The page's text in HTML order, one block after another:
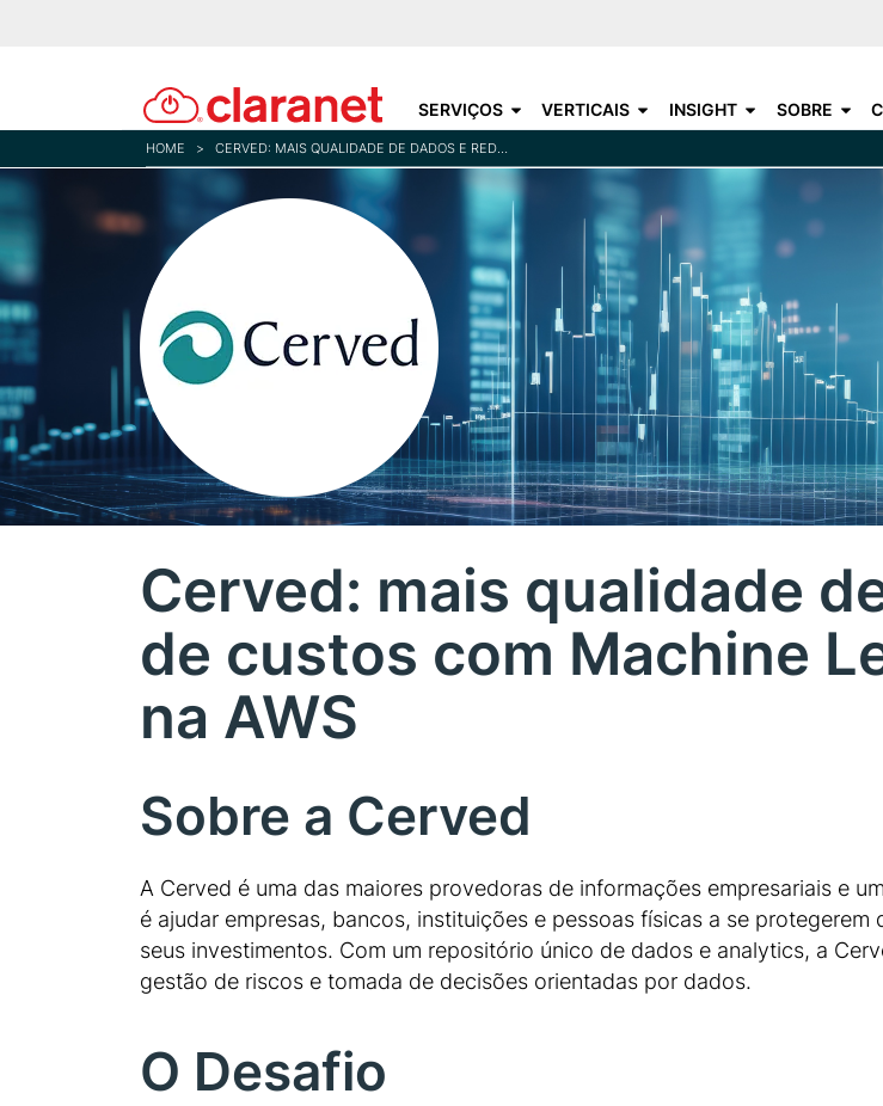
content
SERVIÇOS VERTICAIS INSIGHT SOBRE
HOME > CERVED: MAIS QUALIDADE DE DADOS E REDUÇÃO DE CUSTOS COM MACHINE LEARNING SERVERLESS NA AWS
Cerved: mais qualidade
de custos com Machine
na AWS
Sobre a Cerved
A Cerved é uma das maiores provedoras de informações empresariais e
é ajudar empresas, bancos, instituições e pessoas físicas a se
seus investimentos. Com um repositório único de dados e analytics, a
gestão de riscos e tomada de decisões orientadas por dados.
O Desafio